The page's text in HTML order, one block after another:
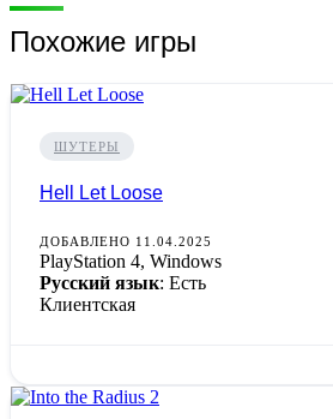
Похожие игры
ШУТЕРЫ
Hell Let Loose
ДОБАВЛЕНО 11.04.2025
PlayStation 4, Windows
Русский язык: Есть
Клиентская